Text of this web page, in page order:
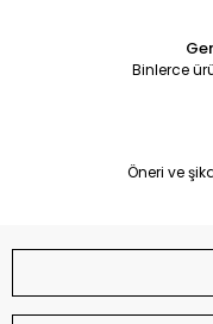
Binlerce
Öneri ve